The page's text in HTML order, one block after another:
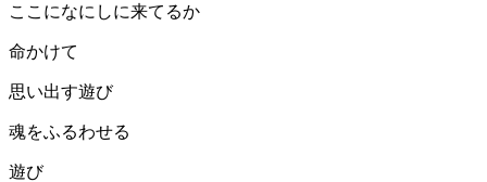
ここになにしに来てるか
命かけて
思い出す遊び
魂をふるわせる
遊び